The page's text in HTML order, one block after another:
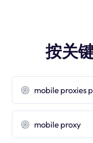
按关
mobile proxies
mobile proxy